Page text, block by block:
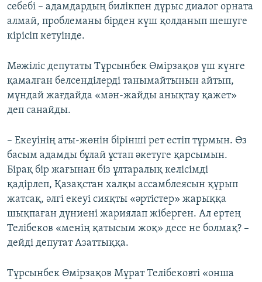
себебі – адамдардың билікпен дұрыс диалог орната
алмай, проблеманы бірден күш қолданып шешуге
кірісіп кетуінде.
Мәжіліс депутаты Тұрсынбек Өмірзақов үш күнге
қамалған белсенділерді танымайтынын айтып,
мұндай жағдайда «мән-жайды анықтау қажет»
деп санайды.
– Екеуінің аты-жөнін бірінші рет естіп тұрмын. Өз
басым адамды бұлай ұстап әкетуге қарсымын.
Бірақ бір жағынан біз ұлтаралық келісімді
қадірлеп, Қазақстан халқы ассамблеясын құрып
жатсақ, әлгі екеуі сияқты «әртістер» жарыққа
шықпаған дүниені жариялап жіберген. Ал ертең
Телібеков «менің қатысым жоқ» десе не болмақ? –
дейді депутат Азаттыққа.
Тұрсынбек Өмірзақов Мұрат Телібековті «онша